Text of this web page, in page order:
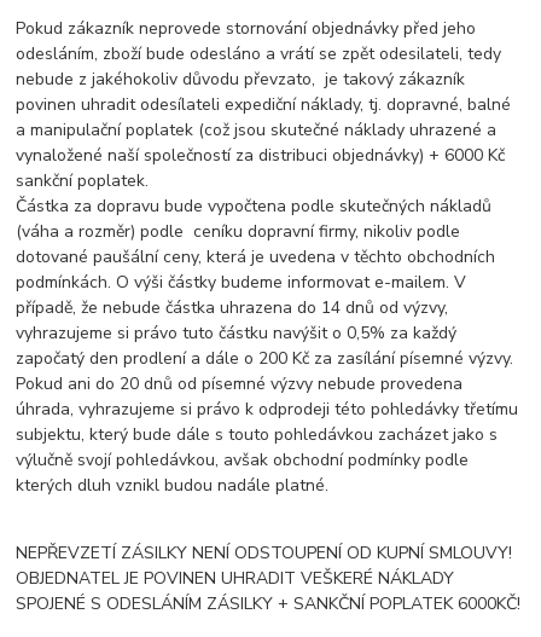
Pokud zákazník neprovede stornování objednávky před jeho
odesláním, zboží bude odesláno a vrátí se zpět odesilateli, tedy
nebude z jakéhokoliv důvodu převzato, je takový zákazník
povinen uhradit odesílateli expediční náklady, tj. dopravné, balné
a manipulační poplatek (což jsou skutečné náklady uhrazené a
vynaložené naší společností za distribuci objednávky) + 6000 Kč
sankční poplatek.
Částka za dopravu bude vypočtena podle skutečných nákladů
(váha a rozměr) podle ceníku dopravní firmy, nikoliv podle
dotované paušální ceny, která je uvedena v těchto obchodních
podmínkách. O výši částky budeme informovat e-mailem. V
případě, že nebude částka uhrazena do 14 dnů od výzvy,
vyhrazujeme si právo tuto částku navýšit o 0,5% za každý
započatý den prodlení a dále o 200 Kč za zasílání písemné výzvy.
Pokud ani do 20 dnů od písemné výzvy nebude provedena
úhrada, vyhrazujeme si právo k odprodeji této pohledávky třetímu
subjektu, který bude dále s touto pohledávkou zacházet jako s
výlučně svojí pohledávkou, avšak obchodní podmínky podle
kterých dluh vznikl budou nadále platné.
NEPŘEVZETÍ ZÁSILKY NENÍ ODSTOUPENÍ OD KUPNÍ SMLOUVY!
OBJEDNATEL JE POVINEN UHRADIT VEŠKERÉ NÁKLADY
SPOJENÉ S ODESLÁNÍM ZÁSILKY + SANKČNÍ POPLATEK 6000KČ!